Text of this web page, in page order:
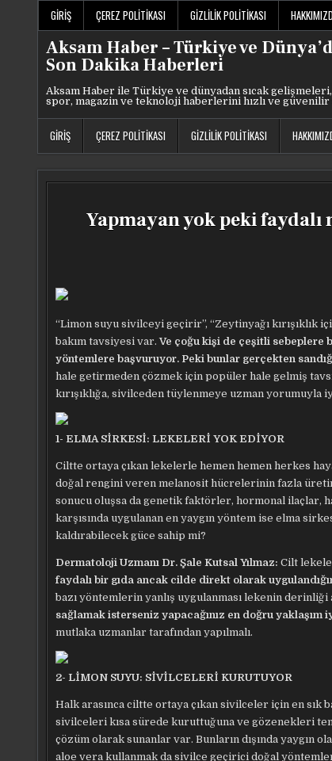
GIRIŞ ÇEREZ POLITIKASI GIZLILIK POLITIKASI
Aksam Haber – Türkiye ve
Son Dakika Haberleri
Aksam Haber ile Türkiye ve dünyadan sıcak
spor, magazin ve teknoloji haberlerini hızlı ve
GIRIŞ ÇEREZ POLITIKASI GIZLILIK POLITIKASI
Yapmayan yok peki faydalı
“Limon suyu sivilceyi geçirir”, “Zeytinyağı
bakım tavsiyesi var.Ve çoğu kişi de çeşitli sebeplere
yöntemlere başvuruyor. Peki bunlar gerçekten
hale getirmeden çözmek için popüler hale gelmiş
kırışıklığa, sivilceden tüylenmeye uzman yorumuyla
1- ELMA SİRKESİ: LEKELERİ YOK EDİYOR
Ciltte ortaya çıkan lekelerle hemen hemen herkes
doğal rengini veren melanosit hücrelerinin fazla
sonucu oluşsa da genetik faktörler, hormonal ilaçlar,
karşısında uygulanan en yaygın yöntem ise elma
kaldırabilecek güce sahip mi?
Dermatoloji Uzmanı Dr. Şale Kutsal Yılmaz: Cilt
faydalı bir gıda ancak cilde direkt olarak
bazı yöntemlerin yanlış uygulanması lekenin
sağlamak isterseniz yapacağınız en doğru
mutlaka uzmanlar tarafından yapılmalı.
2- LİMON SUYU: SİVİLCELERİ KURUTUYOR
Halk arasınca ciltte ortaya çıkan sivilceler için en
sivilceleri kısa sürede kuruttuğuna ve gözenekleri
çözüm olarak sunanlar var. Bunların dışında yaygın
aloe vera kullanmak da sivilce geçirici doğal